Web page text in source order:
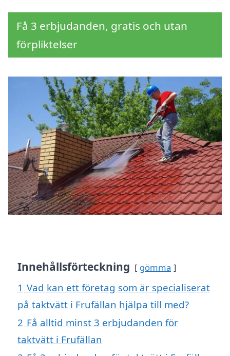
Få 3 erbjudanden, gratis och utan
förpliktelser
Innehållsförteckning gömma
1 Vad kan ett företag som är specialiserat
på taktvätt i Frufällan hjälpa till med?
2 Få alltid minst 3 erbjudanden för
taktvätt i Frufällan